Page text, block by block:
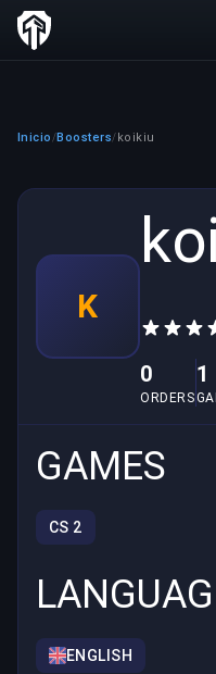
Inicio /Boosters/koikiu
K
0
ORDERS
1
GAMES
CS 2
ENGLISH